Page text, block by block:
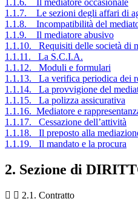
1.1.6. Il mediatore occasionale
1.1.7. Le sezioni degli affari di
1.1.8. Incompatibilità del
1.1.9. Il mediatore abusivo
1.1.10. Requisiti delle società di
1.1.11. La S.C.I.A.
1.1.12. Moduli e formulari
1.1.13. La verifica periodica dei
1.1.14. La provvigione del
1.1.15. La polizza assicurativa
1.1.16. Mediatore e
1.1.17. Cessazione dell’attività
1.1.18. Il preposto alla
1.1.19. Il mandato e la procura
2. Sezione di
2.1. Contratto